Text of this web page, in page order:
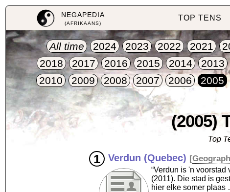
NEGAPEDIA
(AFRIKAANS)
TOP TENS
All time 2024 2023 2022 2021
2018
2017 2016 2015 2014 2013
2010
2009 2008 2007 2006 2005
(2005)
Top
Verdun (Quebec) [
“Verdun is 'n
(2011). Die stad is
hier elke somer plaas